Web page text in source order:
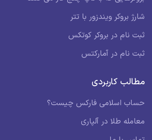
بروکر ویندزور با تتر
نام در بروکر کوتکس
نام در آمارکتس
کاربردی
اسلامی فارکس چیست؟
طلا در آلپاری